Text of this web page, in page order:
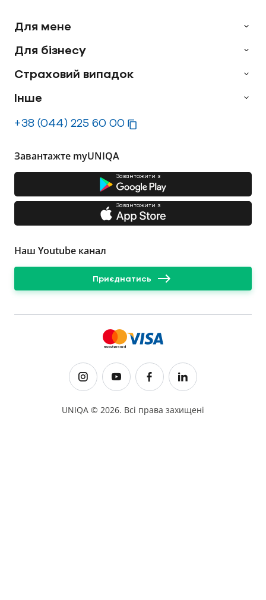
Для мене
Для бізнесу
Страховий випадок
Інше
+38 (044) 225 60 00
Завантажте myUNIQA
Завантажити з
Завантажити з
Наш Youtube канал
Приєднатись
UNIQA © 2026. Всі права захищені